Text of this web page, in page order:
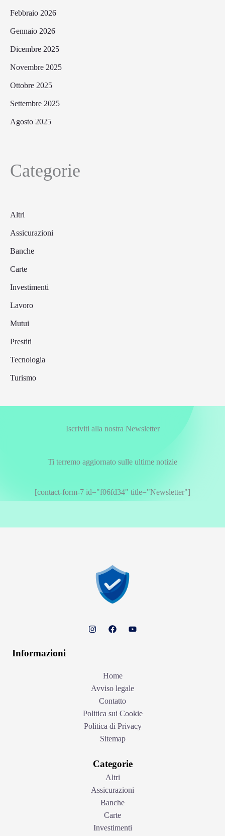
Febbraio 2026
Gennaio 2026
Dicembre 2025
Novembre 2025
Ottobre 2025
Settembre 2025
Agosto 2025
Categorie
Altri
Assicurazioni
Banche
Carte
Investimenti
Lavoro
Mutui
Prestiti
Tecnologia
Turismo
Iscriviti alla nostra Newsletter
Ti terremo aggiornato sulle ultime notizie
[contact-form-7 id="f06fd34" title="Newsletter"]
Informazioni
Home
Avviso legale
Contatto
Politica sui Cookie
Politica di Privacy
Sitemap
Categorie
Altri
Assicurazioni
Banche
Carte
Investimenti